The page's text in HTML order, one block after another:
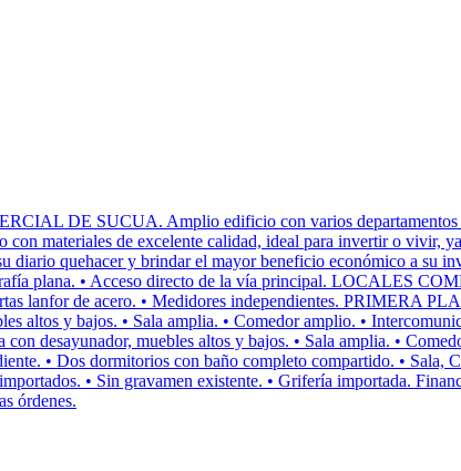
DE SUCUA. Amplio edificio con varios departamentos y
materiales de excelente calidad, ideal para invertir o vivir,
quehacer y brindar el mayor beneficio económico a su
plana. • Acceso directo de la vía principal. LOCALES
lanfor de acero. • Medidores independientes. PRIMERA
altos y bajos. • Sala amplia. • Comedor amplio. •
desayunador, muebles altos y bajos. • Sala amplia. •
• Dos dormitorios con baño completo compartido. • Sala,
• Sin gravamen existente. • Grifería importada.
órdenes.